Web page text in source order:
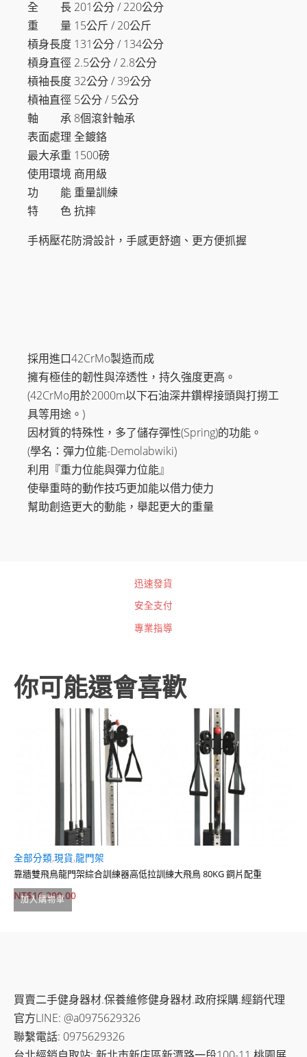
舉/
臥
推/
深
蹲/
史
密
斯
量
全 長 201公分 / 220公分
重 量 15公斤 / 20公斤
槓身長度 131公分 / 134公分
槓身直徑 2.5公分 / 2.8公分
槓袖長度 32公分 / 39公分
槓袖直徑 5公分 / 5公分
軸 承 8個滾針軸承
表面處理 全鍍鉻
最大承重 1500磅
使用環境 商用級
功 能 重量訓練
特 色 抗摔
手柄壓花防滑設計，手感更舒適、更方便抓握
採用進口42CrMo製造而成
擁有極佳的韌性與淬透性，持久強度更高。
(42CrMo用於2000m以下石油深井鑽桿接頭與打撈工
具等用途。)
因材質的特殊性，多了儲存彈性(Spring)的功能。
(學名：彈力位能-Demolabwiki)
利用『重力位能與彈力位能』
使舉重時的動作技巧更加能以借力使力
幫助創造更大的動能，舉起更大的重量
迅速發貨
安全支付
專業指導
你可能還會喜歡
加入購物車
全部分類,現貨,龍門架
靠牆雙飛鳥龍門架綜合訓練器高低拉訓練大飛鳥 80KG 鋼片配重
NT$16,200.00
買賣二手健身器材.保養維修健身器材.政府採購.經銷代理
官方LINE: @a0975629326
聯繫電話: 0975629326